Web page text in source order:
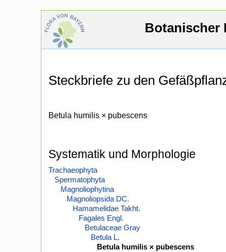
Botanischer
Steckbriefe zu den
Betula humilis × pubescens
Systematik und Morphologie
Trachaeophyta
Spermatophyta
Magnoliophytina
Magnoliopsida DC.
Hamamelidae Takht.
Fagales Engl.
Betulaceae Gray
Betula L.
Betula humilis × pubescens